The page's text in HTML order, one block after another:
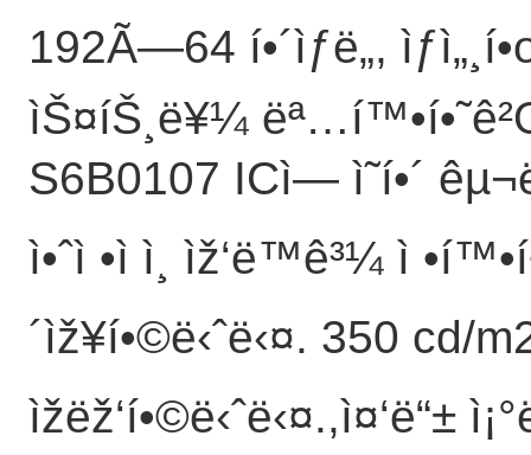
192Ã—64 í•´ìƒë„,
ìŠ¤íŠ¸ë¥¼
S6B0107 ICì— ì˜í•´
ì•ˆì •ì ì¸ ìž‘ë™ê³¼ ì
´ìž¥í•©ë‹ˆë‹¤. 350 cd/
ìžëž‘í•©ë‹ˆë‹¤.,ì¤‘ë“±